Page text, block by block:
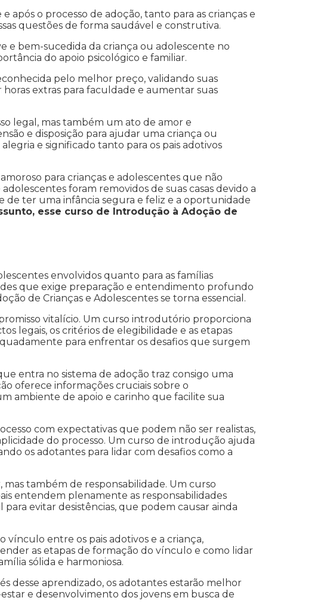
após o processo de adoção, tanto para as crianças e
questões de forma saudável e construtiva.
e bem-sucedida da criança ou adolescente no
do apoio psicológico e familiar.
pelo melhor preço, validando suas
extras para faculdade e aumentar suas
legal, mas também um ato de amor e
e disposição para ajudar uma criança ou
e significado tanto para os pais adotivos
para crianças e adolescentes que não
foram removidos de suas casas devido a
de ter uma infância segura e feliz e a oportunidade
esse curso de Introdução à Adoção de
envolvidos quanto para as famílias
que exige preparação e entendimento profundo
de Crianças e Adolescentes se torna essencial.
vitalício. Um curso introdutório proporciona
legais, os critérios de elegibilidade e as etapas
para enfrentar os desafios que surgem
entra no sistema de adoção traz consigo uma
oferece informações cruciais sobre o
ambiente de apoio e carinho que facilite sua
com expectativas que podem não ser realistas,
do processo. Um curso de introdução ajuda
os adotantes para lidar com desafios como a
mas também de responsabilidade. Um curso
entendem plenamente as responsabilidades
evitar desistências, que podem causar ainda
entre os pais adotivos e a criança,
as etapas de formação do vínculo e como lidar
sólida e harmoniosa.
desse aprendizado, os adotantes estarão melhor
e desenvolvimento dos jovens em busca de